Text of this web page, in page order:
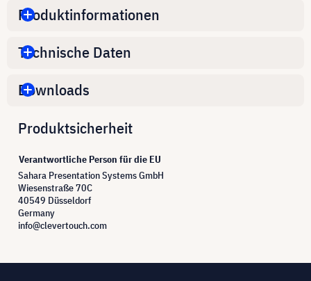
Produktinformationen
Technische Daten
Downloads
Produktsicherheit
Verantwortliche Person für die EU
Sahara Presentation Systems GmbH
Wiesenstraße 70C
40549 Düsseldorf
Germany
info@clevertouch.com